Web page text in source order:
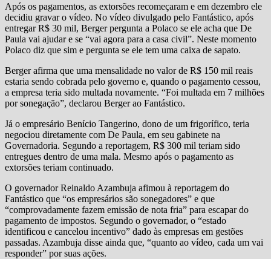
Após os pagamentos, as extorsões recomeçaram e em dezembro ele
decidiu gravar o vídeo. No vídeo divulgado pelo Fantástico, após
entregar R$ 30 mil, Berger pergunta a Polaco se ele acha que De
Paula vai ajudar e se “vai agora para a casa civil”. Neste momento
Polaco diz que sim e pergunta se ele tem uma caixa de sapato.
Berger afirma que uma mensalidade no valor de R$ 150 mil reais
estaria sendo cobrada pelo governo e, quando o pagamento cessou,
a empresa teria sido multada novamente. “Foi multada em 7 milhões
por sonegação”, declarou Berger ao Fantástico.
Já o empresário Benício Tangerino, dono de um frigorífico, teria
negociou diretamente com De Paula, em seu gabinete na
Governadoria. Segundo a reportagem, R$ 300 mil teriam sido
entregues dentro de uma mala. Mesmo após o pagamento as
extorsões teriam continuado.
O governador Reinaldo Azambuja afimou à reportagem do
Fantástico que “os empresários são sonegadores” e que
“comprovadamente fazem emissão de nota fria” para escapar do
pagamento de impostos. Segundo o governador, o “estado
identificou e cancelou incentivo” dado às empresas em gestões
passadas. Azambuja disse ainda que, “quanto ao vídeo, cada um vai
responder” por suas ações.